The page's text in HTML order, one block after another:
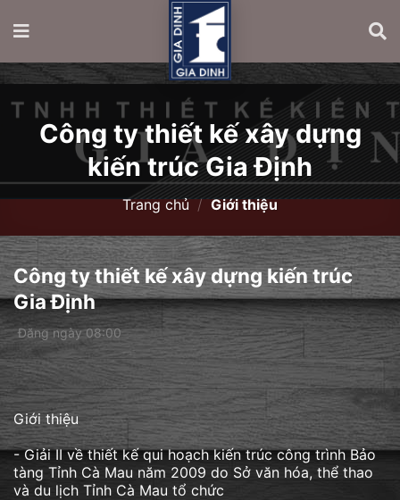
Công ty thiết kế xây dựng
kiến trúc Gia Định
Trang chủ / Giới thiệu
Công ty thiết kế xây dựng kiến trúc
Gia Định
Đăng ngày 08:00
Giới thiệu
- Giải II về thiết kế qui hoạch kiến trúc công trình Bảo
tàng Tỉnh Cà Mau năm 2009 do Sở văn hóa, thể thao
và du lịch Tỉnh Cà Mau tổ chức